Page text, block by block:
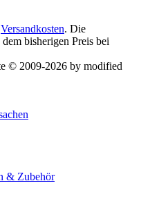
Versandkosten. Die
bisherigen Preis bei
© 2009-2026 by modified
& Zubehör